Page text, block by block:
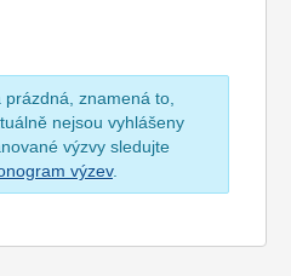
znamená to,
nejsou vyhlášeny
výzvy sledujte
výzev.